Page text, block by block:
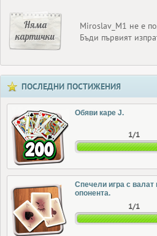
Няма
картички
Miroslav_M1 не е
Бъди първият
ПОСЛЕДНИ ПОСТИЖЕНИЯ
Обяви каре J.
1/1
Спечели игра с валат
опонента.
1/1